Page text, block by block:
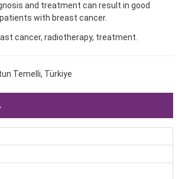
and treatment can result in good
with breast cancer.
cancer, radiotherapy, treatment.
Temelli, Türkiye